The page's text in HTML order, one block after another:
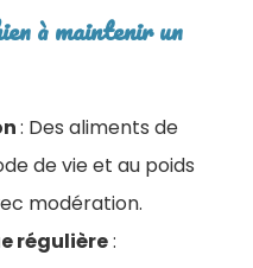
à maintenir un
: Des aliments de
de vie et au poids
modération.
régulière: